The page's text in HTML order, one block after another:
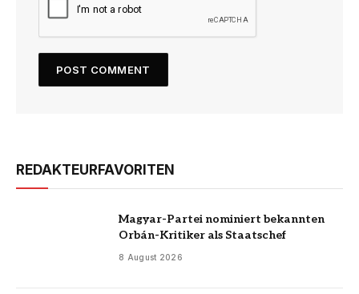
REDAKTEURFAVORITEN
Magyar-Partei nominiert bekannten
Orbán-Kritiker als Staatschef
8 August 2026